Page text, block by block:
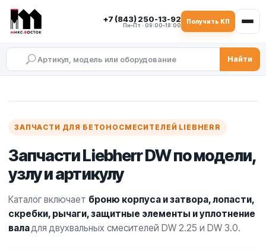
+7 (843) 250-13-92
Пн–Пт · 09:00–18:00
Получить КП
Найти
ЗАПЧАСТИ ДЛЯ БЕТОНОСМЕСИТЕЛЕЙ LIEBHERR
Запчасти Liebherr DW по модели,
узлу и артикулу
Каталог включает броню корпуса и затвора, лопасти,
скребки, рычаги, защитные элементы и уплотнение
валадля двухвальных смесителей DW 2.25 и DW 3.0.